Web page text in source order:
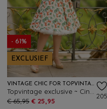
- 61%
EXCLUSIEF
VINTAGE CHIC FOR TOPVINTAGE
€ 65,95 € 25,95
205